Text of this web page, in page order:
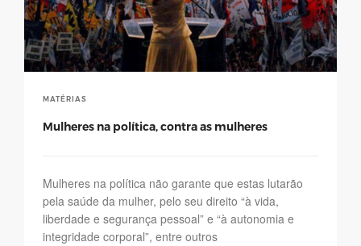
MATÉRIAS
Mulheres na política, contra as mulheres
Mulheres na política não garante que estas lutarão
pela saúde da mulher, pelo seu direito “à vida,
liberdade e segurança pessoal” e “à autonomia e
integridade corporal”, entre outros